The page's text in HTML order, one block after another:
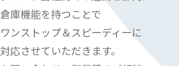
倉庫機能を持つことで
ワンストップ＆スピーディーに
対応させていただきます。